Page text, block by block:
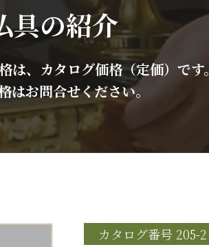
具の紹介
は、カタログ価格（定価）です。
はお問合せください。
カタログ番号 205-2